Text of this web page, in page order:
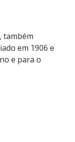
também
em 1906 e
e para o